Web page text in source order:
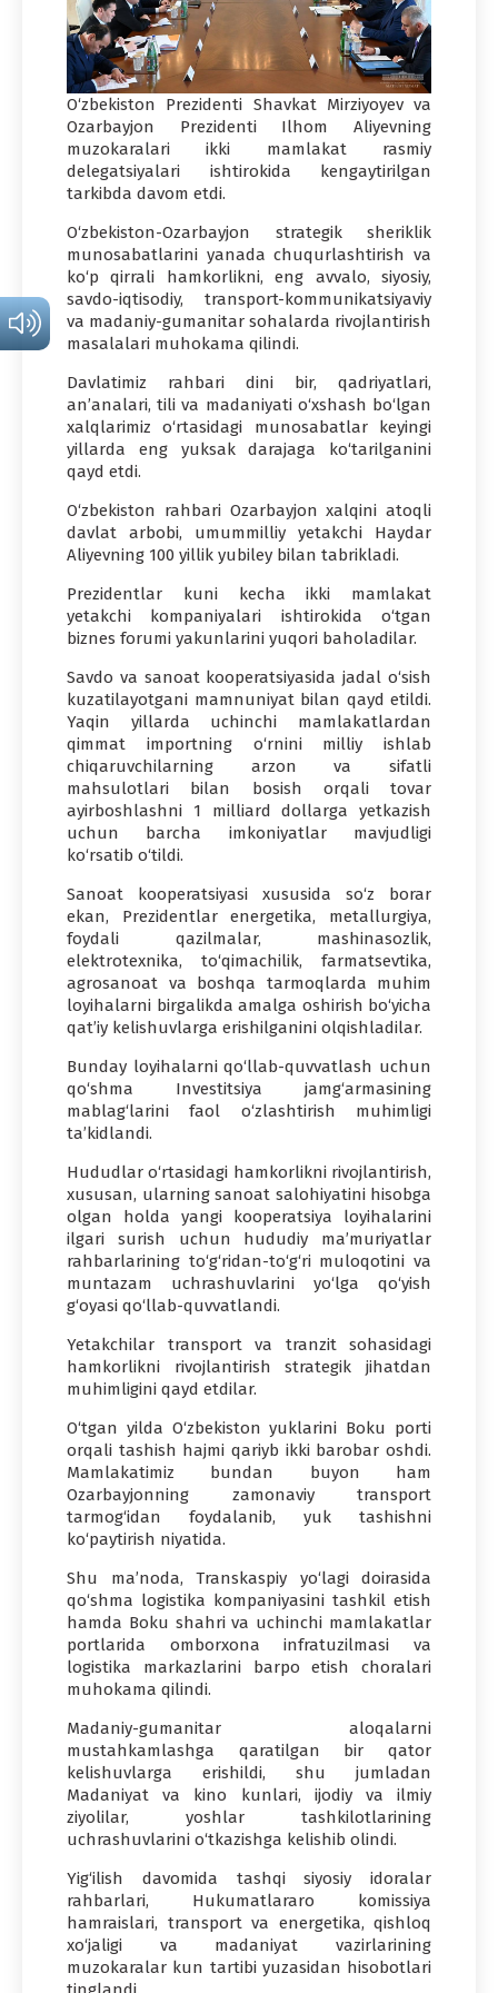
O‘zbekiston Prezidenti Shavkat Mirziyoyev va
Ozarbayjon Prezidenti Ilhom Aliyevning
muzokaralari ikki mamlakat rasmiy
delegatsiyalari ishtirokida kengaytirilgan
tarkibda davom etdi.
O‘zbekiston-Ozarbayjon strategik sheriklik
munosabatlarini yanada chuqurlashtirish va
ko‘p qirrali hamkorlikni, eng avvalo, siyosiy,
savdo-iqtisodiy, transport-kommunikatsiyaviy
va madaniy-gumanitar sohalarda rivojlantirish
masalalari muhokama qilindi.
Davlatimiz rahbari dini bir, qadriyatlari,
an’analari, tili va madaniyati o‘xshash bo‘lgan
xalqlarimiz o‘rtasidagi munosabatlar keyingi
yillarda eng yuksak darajaga ko‘tarilganini
qayd etdi.
O‘zbekiston rahbari Ozarbayjon xalqini atoqli
davlat arbobi, umummilliy yetakchi Haydar
Aliyevning 100 yillik yubiley bilan tabrikladi.
Prezidentlar kuni kecha ikki mamlakat
yetakchi kompaniyalari ishtirokida o‘tgan
biznes forumi yakunlarini yuqori baholadilar.
Savdo va sanoat kooperatsiyasida jadal o‘sish
kuzatilayotgani mamnuniyat bilan qayd etildi.
Yaqin yillarda uchinchi mamlakatlardan
qimmat importning o‘rnini milliy ishlab
chiqaruvchilarning arzon va sifatli
mahsulotlari bilan bosish orqali tovar
ayirboshlashni 1 milliard dollarga yetkazish
uchun barcha imkoniyatlar mavjudligi
ko‘rsatib o‘tildi.
Sanoat kooperatsiyasi xususida so‘z borar
ekan, Prezidentlar energetika, metallurgiya,
foydali qazilmalar, mashinasozlik,
elektrotexnika, to‘qimachilik, farmatsevtika,
agrosanoat va boshqa tarmoqlarda muhim
loyihalarni birgalikda amalga oshirish bo‘yicha
qat’iy kelishuvlarga erishilganini olqishladilar.
Bunday loyihalarni qo‘llab-quvvatlash uchun
qo‘shma Investitsiya jamg‘armasining
mablag‘larini faol o‘zlashtirish muhimligi
ta’kidlandi.
Hududlar o‘rtasidagi hamkorlikni rivojlantirish,
xususan, ularning sanoat salohiyatini hisobga
olgan holda yangi kooperatsiya loyihalarini
ilgari surish uchun hududiy ma’muriyatlar
rahbarlarining to‘g‘ridan-to‘g‘ri muloqotini va
muntazam uchrashuvlarini yo‘lga qo‘yish
g‘oyasi qo‘llab-quvvatlandi.
Yetakchilar transport va tranzit sohasidagi
hamkorlikni rivojlantirish strategik jihatdan
muhimligini qayd etdilar.
O‘tgan yilda O‘zbekiston yuklarini Boku porti
orqali tashish hajmi qariyb ikki barobar oshdi.
Mamlakatimiz bundan buyon ham
Ozarbayjonning zamonaviy transport
tarmog‘idan foydalanib, yuk tashishni
ko‘paytirish niyatida.
Shu ma’noda, Transkaspiy yo‘lagi doirasida
qo‘shma logistika kompaniyasini tashkil etish
hamda Boku shahri va uchinchi mamlakatlar
portlarida omborxona infratuzilmasi va
logistika markazlarini barpo etish choralari
muhokama qilindi.
Madaniy-gumanitar aloqalarni
mustahkamlashga qaratilgan bir qator
kelishuvlarga erishildi, shu jumladan
Madaniyat va kino kunlari, ijodiy va ilmiy
ziyolilar, yoshlar tashkilotlarining
uchrashuvlarini o‘tkazishga kelishib olindi.
Yig‘ilish davomida tashqi siyosiy idoralar
rahbarlari, Hukumatlararo komissiya
hamraislari, transport va energetika, qishloq
xo‘jaligi va madaniyat vazirlarining
muzokaralar kun tartibi yuzasidan hisobotlari